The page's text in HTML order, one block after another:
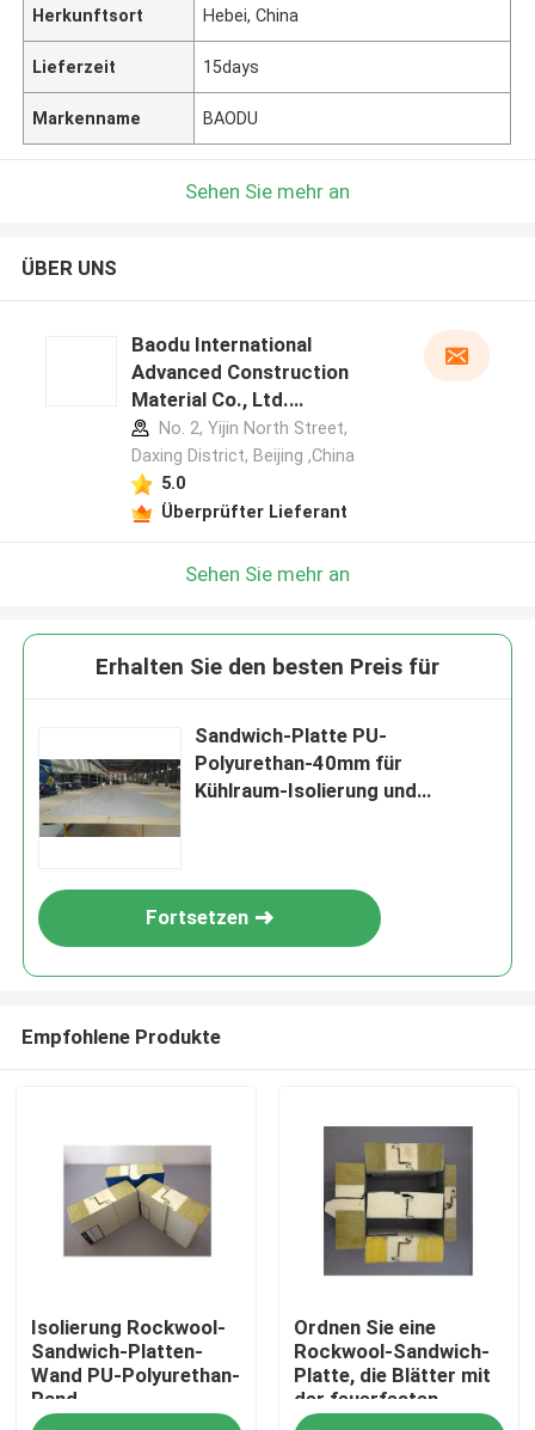
Herkunftsort Hebei, China
Lieferzeit 15days
Markenname BAODU
Sehen Sie mehr an
ÜBER UNS
Baodu International
Advanced Construction
Material Co., Ltd.
Herstellerprofil
No. 2, Yijin North Street,
Daxing District, Beijing ,China
5.0
Überprüfter Lieferant
Sehen Sie mehr an
Erhalten Sie den besten Preis für
Sandwich-Platte PU-
Polyurethan-40mm für
Kühlraum-Isolierung und
Fortsetzen
Empfohlene Produkte
Isolierung Rockwool-
Sandwich-Platten-
Wand PU-Polyurethan-
Rand
Ordnen Sie eine
Rockwool-Sandwich-
Platte, die Blätter mit
der feuerfesten
Polyurethan-Dichtung